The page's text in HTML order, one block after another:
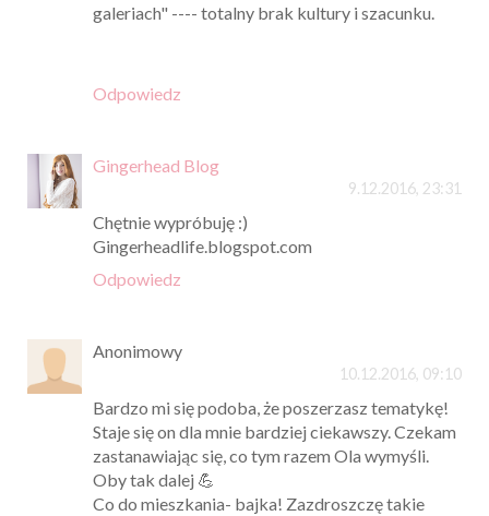
galeriach" ---- totalny brak kultury i szacunku.
Odpowiedz
Gingerhead Blog
9.12.2016, 23:31
Chętnie wypróbuję :)
Gingerheadlife.blogspot.com
Odpowiedz
Anonimowy
10.12.2016, 09:10
Bardzo mi się podoba, że poszerzasz tematykę!
Staje się on dla mnie bardziej ciekawszy. Czekam
zastanawiając się, co tym razem Ola wymyśli.
Oby tak dalej 💪
Co do mieszkania- bajka! Zazdroszczę takie